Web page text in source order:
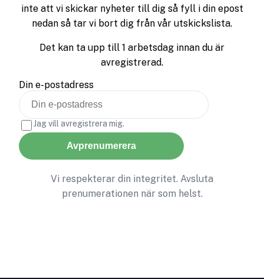
inte att vi skickar nyheter till dig så fyll i din epost
nedan så tar vi bort dig från vår utskickslista.
Det kan ta upp till 1 arbetsdag innan du är
avregistrerad.
Din e-postadress
Jag vill avregistrera mig.
Avprenumerera
Vi respekterar din integritet. Avsluta
prenumerationen när som helst.